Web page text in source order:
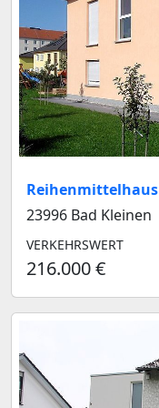
Reihenmittelhaus
23996 Bad Kleinen
VERKEHRSWERT
216.000 €